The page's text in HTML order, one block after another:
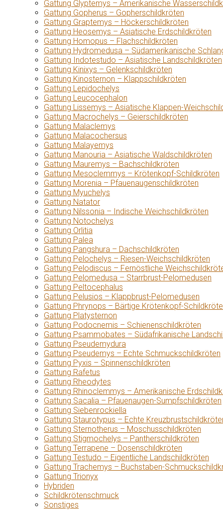
Gattung Glyptemys – Amerikanische
Gattung Gopherus – Gopherschildkröten
Gattung Graptemys – Höckerschildkröten
Gattung Heosemys – Asiatische Erdschildkröten
Gattung Homopus – Flachschildkröten
Gattung Hydromedusa – Südamerikanische
Gattung Indotestudo – Asiatische Landschildkröten
Gattung Kinixys – Gelenkschildkröten
Gattung Kinosternon – Klappschildkröten
Gattung Lepidochelys
Gattung Leucocephalon
Gattung Lissemys – Asiatische Klappen-
Gattung Macrochelys – Geierschildkröten
Gattung Malaclemys
Gattung Malacochersus
Gattung Malayemys
Gattung Manouria – Asiatische Waldschildkröten
Gattung Mauremys – Bachschildkröten
Gattung Mesoclemmys – Krötenkopf-Schildkröten
Gattung Morenia – Pfauenaugenschildkröten
Gattung Myuchelys
Gattung Natator
Gattung Nilssonia – Indische Weichschildkröten
Gattung Notochelys
Gattung Orlitia
Gattung Palea
Gattung Pangshura – Dachschildkröten
Gattung Pelochelys – Riesen-Weichschildkröten
Gattung Pelodiscus – Fernöstliche
Gattung Pelomedusa – Starrbrust-Pelomedusen
Gattung Peltocephalus
Gattung Pelusios – Klappbrust-Pelomedusen
Gattung Phrynops – Bärtige Krötenkopf-
Gattung Platysternon
Gattung Podocnemis – Schienenschildkröten
Gattung Psammobates – Südafrikanische
Gattung Pseudemydura
Gattung Pseudemys – Echte Schmuckschildkröten
Gattung Pyxis – Spinnenschildkröten
Gattung Rafetus
Gattung Rheodytes
Gattung Rhinoclemmys – Amerikanische
Gattung Sacalia – Pfauenaugen-Sumpfschildkröten
Gattung Siebenrockiella
Gattung Staurotypus – Echte
Gattung Sternotherus – Moschusschildkröten
Gattung Stigmochelys – Pantherschildkröten
Gattung Terrapene – Dosenschildkröten
Gattung Testudo – Eigentliche Landschildkröten
Gattung Trachemys – Buchstaben-
Gattung Trionyx
Hybriden
Schildkrötenschmuck
Sonstiges